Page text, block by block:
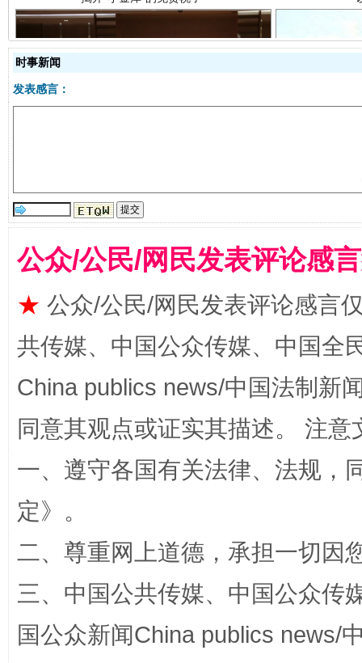
受贿1.44亿！段成刚被判无期 从幼
时事新闻
发表感言：
公众/公民/网民发表评论感
★ 公众/公民/网民发表评论感言
共传媒、中国公众传媒、中国全
China publics news/中国法制新
同意其观点或证实其描述。 注
一、遵守各国有关法律、法规，
定》。
二、尊重网上道德，承担一切因
三、中国公共传媒、中国公众传
国公众新闻China publics news/